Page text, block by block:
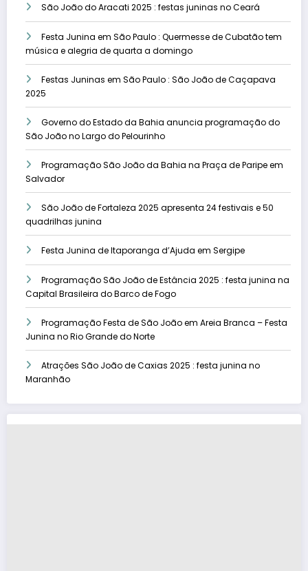
São João do Aracati 2025 : festas juninas no Ceará
Festa Junina em São Paulo : Quermesse de Cubatão tem
música e alegria de quarta a domingo
Festas Juninas em São Paulo : São João de Caçapava
2025
Governo do Estado da Bahia anuncia programação do
São João no Largo do Pelourinho
Programação São João da Bahia na Praça de Paripe em
Salvador
São João de Fortaleza 2025 apresenta 24 festivais e 50
quadrilhas junina
Festa Junina de Itaporanga d’Ajuda em Sergipe
Programação São João de Estância 2025 : festa junina na
Capital Brasileira do Barco de Fogo
Programação Festa de São João em Areia Branca – Festa
Junina no Rio Grande do Norte
Atrações São João de Caxias 2025 : festa junina no
Maranhão